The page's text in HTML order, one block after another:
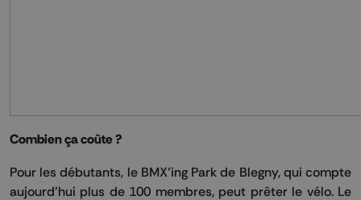
Combien ça coûte ?
Pour les débutants, le BMX’ing Park de Blegny, qui compte
aujourd’hui plus de 100 membres, peut prêter le vélo. Le